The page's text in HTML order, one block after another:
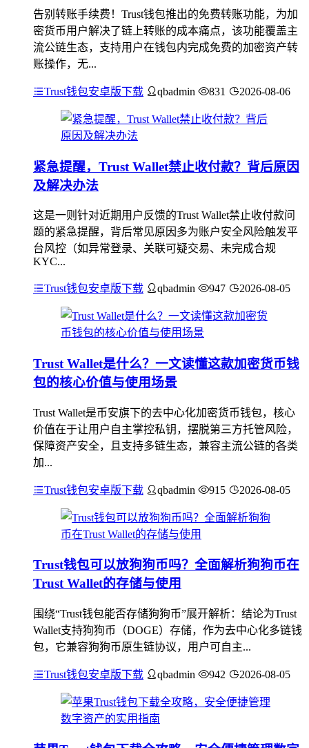
告别转账手续费！Trust钱包推出的免费转账功能，为加
密货币用户解决了链上转账的成本痛点，该功能覆盖主
流公链生态，支持用户在钱包内完成免费的加密资产转
账操作，无...
Trust钱包安卓版下载 qbadmin 831 2026-08-06
紧急提醒，Trust Wallet禁止收付款？背后原因
及解决办法
这是一则针对近期用户反馈的Trust Wallet禁止收付款问
题的紧急提醒，背后常见原因多为账户安全风险触发平
台风控（如异常登录、关联可疑交易、未完成合规
KYC...
Trust钱包安卓版下载 qbadmin 947 2026-08-05
Trust Wallet是什么？一文读懂这款加密货币钱
包的核心价值与使用场景
Trust Wallet是币安旗下的去中心化加密货币钱包，核心
价值在于让用户自主掌控私钥，摆脱第三方托管风险，
保障资产安全，且支持多链生态，兼容主流公链的各类
加...
Trust钱包安卓版下载 qbadmin 915 2026-08-05
Trust钱包可以放狗狗币吗？全面解析狗狗币在
Trust Wallet的存储与使用
围绕“Trust钱包能否存储狗狗币”展开解析：结论为Trust
Wallet支持狗狗币（DOGE）存储，作为去中心化多链钱
包，它兼容狗狗币原生链协议，用户可自主...
Trust钱包安卓版下载 qbadmin 942 2026-08-05